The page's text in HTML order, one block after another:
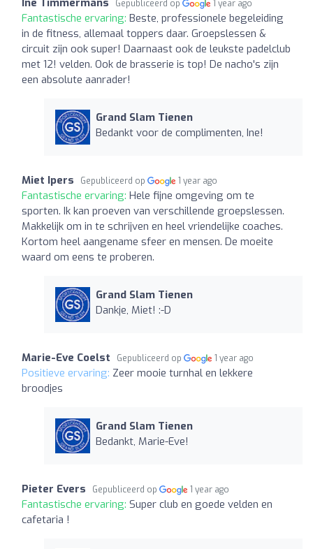
Gepubliceerd op 1 year ago
Fantastische ervaring: Beste, professionele begeleiding
in de fitness, allemaal toppers daar. Groepslessen &
circuit zijn ook super! Daarnaast ook de leukste padelclub
met 12! velden. Ook de brasserie is top! De nacho's zijn
een absolute aanrader!
Grand Slam Tienen
Bedankt voor de complimenten, Ine!
Miet Ipers Gepubliceerd op 1 year ago
Fantastische ervaring: Hele fijne omgeving om te
sporten. Ik kan proeven van verschillende groepslessen.
Makkelijk om in te schrijven en heel vriendelijke coaches.
Kortom heel aangename sfeer en mensen. De moeite
waard om eens te proberen.
Grand Slam Tienen
Dankje, Miet! :-D
Marie-Eve Coelst Gepubliceerd op 1 year ago
Positieve ervaring: Zeer mooie turnhal en lekkere
broodjes
Grand Slam Tienen
Bedankt, Marie-Eve!
Pieter Evers Gepubliceerd op 1 year ago
Fantastische ervaring: Super club en goede velden en
cafetaria !